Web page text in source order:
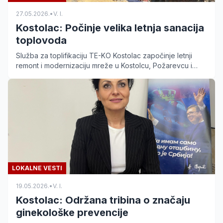
27.05.2026.•V. I.
Kostolac: Počinje velika letnja sanacija
toplovoda
Služba za toplifikaciju TE-KO Kostolac započinje letnji
remont i modernizaciju mreže u Kostolcu, Požarevcu i
LOKALNE VESTI
19.05.2026.•V. I.
Kostolac: Održana tribina o značaju
ginekološke prevencije